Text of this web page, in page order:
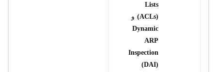
Lists
(ACLs)و
Dynamic
ARP
Inspection
(DAI)